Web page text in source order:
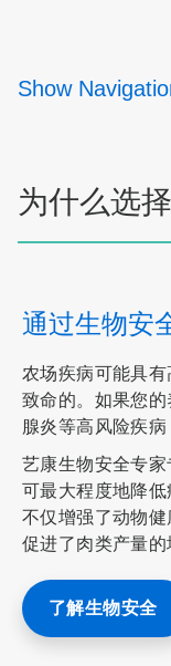
Show
为什么选
通过生物安
农场疾病可能具
致命的。如果您
腺炎等高风险疾病
艺康生物安全专
可最大程度地降
不仅增强了动物
促进了肉类产量的
了解生物安全